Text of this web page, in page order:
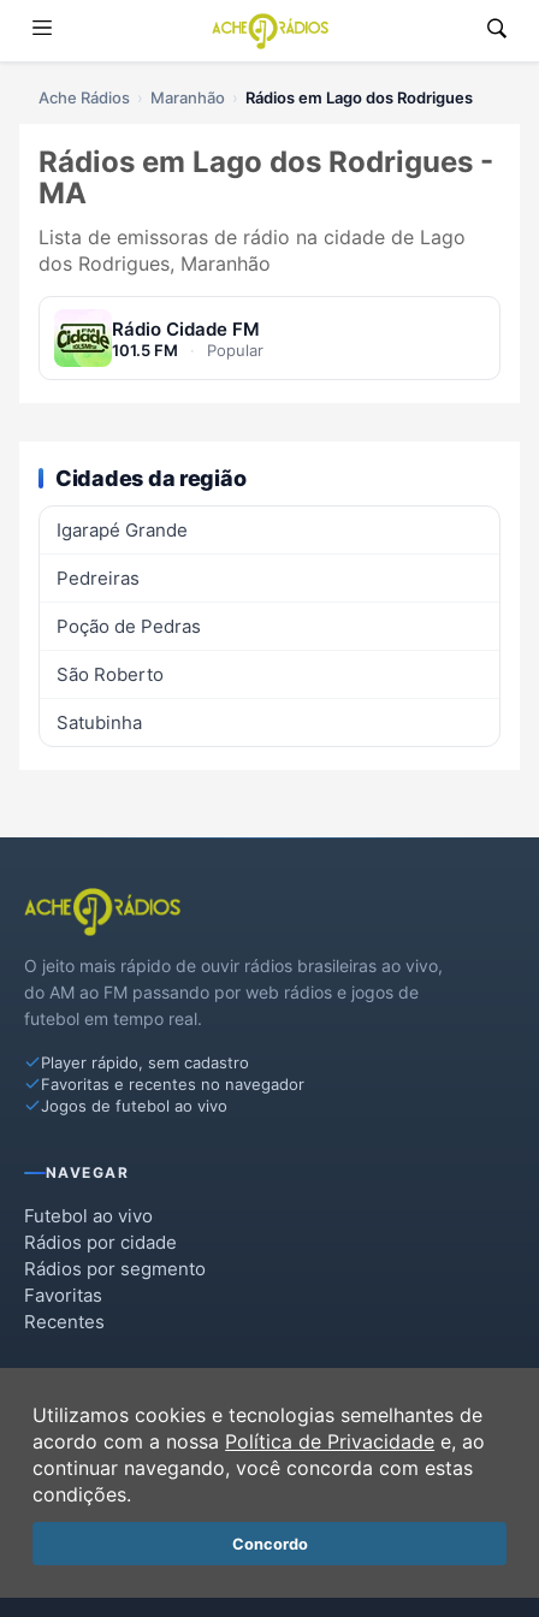
Ache Rádios Maranhão Rádios em Lago dos Rodrigues
Rádios em Lago dos Rodrigues -
MA
Lista de emissoras de rádio na cidade de Lago
dos Rodrigues, Maranhão
Rádio Cidade FM
101.5 FM · Popular
Cidades da região
Igarapé Grande
Pedreiras
Poção de Pedras
São Roberto
Satubinha
O jeito mais rápido de ouvir rádios brasileiras ao vivo,
do AM ao FM passando por web rádios e jogos de
futebol em tempo real.
Player rápido, sem cadastro
Favoritas e recentes no navegador
Jogos de futebol ao vivo
NAVEGAR
Futebol ao vivo
Rádios por cidade
Rádios por segmento
Favoritas
Recentes
Termos de Uso
Política de Privacidade
Ferramentas
Contato
Utilizamos cookies e tecnologias semelhantes de
acordo com a nossa Política de Privacidade e, ao
continuar navegando, você concorda com estas
condições.
Concordo